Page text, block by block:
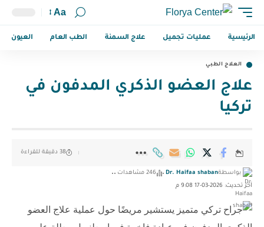
Aa
الرئيسية عمليات تجميل علاج السمنة الطب العام العيون
العلاج الطبي
علاج العضو الذكري المدفون في
تركيا
آخر تحديث: 2026-03-17 9:08 م
بواسطةDr. Haifaa shaban 246 مشاهدات
38 دقيقة للقراءة